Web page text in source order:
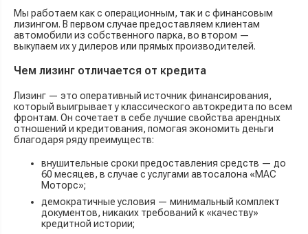
Мы работаем как с операционным, так и с финансовым
лизингом. В первом случае предоставляем клиентам
автомобили из собственного парка, во втором —
выкупаем их у дилеров или прямых производителей.
Чем лизинг отличается от кредита
Лизинг — это оперативный источник финансирования,
который выигрывает у классического автокредита по всем
фронтам. Он сочетает в себе лучшие свойства арендных
отношений и кредитования, помогая экономить деньги
благодаря ряду преимуществ:
внушительные сроки предоставления средств — до
60 месяцев, в случае с услугами автосалона «МАС
Моторс»;
демократичные условия — минимальный комплект
документов, никаких требований к «качеству»
кредитной истории;